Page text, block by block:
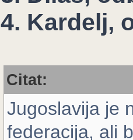
4. Kardelj,
Citat:
Jugoslavija je
federacija, ali